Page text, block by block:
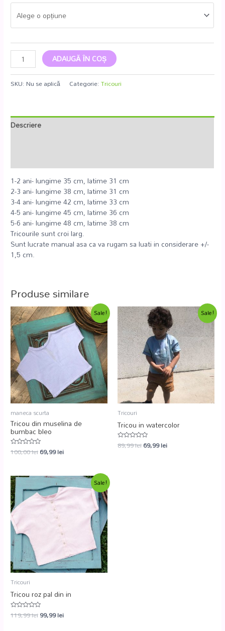
ADAUGĂ ÎN COȘ
SKU: Nu se aplică Categorie:Tricouri
Descriere
1-2 ani- lungime 35 cm, latime 31 cm
2-3 ani- lungime 38 cm, latime 31 cm
3-4 ani- lungime 42 cm, latime 33 cm
4-5 ani- lungime 45 cm, latime 36 cm
5-6 ani- lungime 48 cm, latime 38 cm
Tricourile sunt croi larg.
Sunt lucrate manual asa ca va rugam sa luati in considerare +/-
1,5 cm.
Produse similare
Sale!
maneca scurta
Tricou din muselina de
bumbac bleo
Evaluat
la
100,00lei69,99lei
Sale!
Tricouri
Tricou in watercolor
Evaluat
la
89,99lei69,99lei
Sale!
Tricouri
Tricou roz pal din in
Evaluat
la
119,99lei99,99lei